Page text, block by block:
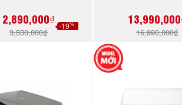
2,890,000₫
3,530,000₫
-19%
16,990,000₫